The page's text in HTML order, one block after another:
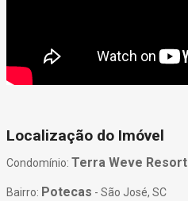
Localização do Imóvel
Condomínio: Terra Weve Resort
Bairro: Potecas - São José, SC